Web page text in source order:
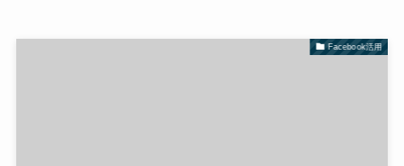
Facebook活用